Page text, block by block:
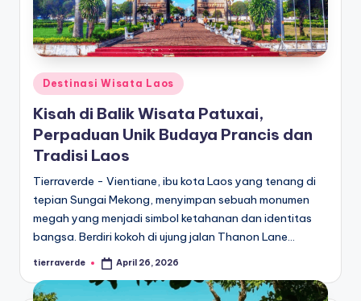
Posted
in
Destinasi Wisata Laos
Kisah di Balik Wisata Patuxai,
Perpaduan Unik Budaya Prancis dan
Tradisi Laos
Tierraverde - Vientiane, ibu kota Laos yang tenang di
tepian Sungai Mekong, menyimpan sebuah monumen
megah yang menjadi simbol ketahanan dan identitas
bangsa. Berdiri kokoh di ujung jalan Thanon Lane…
Posted
tierraverde April 26, 2026